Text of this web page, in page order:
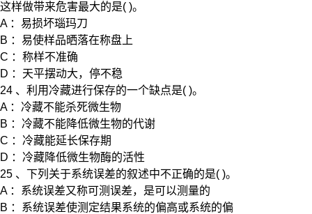
这样做带来危害最大的是( )。
A ：易损坏瑙玛刀
B ：易使样品晒落在称盘上
C ：称样不准确
D ：天平摆动大，停不稳
24 、利用冷藏进行保存的一个缺点是( )。
A ：冷藏不能杀死微生物
B ：冷藏不能降低微生物的代谢
C ：冷藏能延长保存期
D ：冷藏降低微生物酶的活性
25 、下列关于系统误差的叙述中不正确的是( )。
A ：系统误差又称可测误差，是可以测量的
B ：系统误差使测定结果系统的偏高或系统的偏